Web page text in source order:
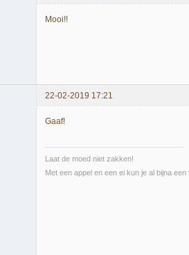
Mooi!!
22-02-2019 17:21
Gaaf!
Laat de moed niet zakken!
Met een appel en een ei kun je al bijna